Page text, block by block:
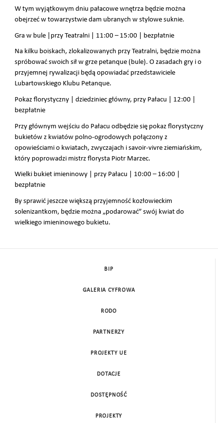
W tym wyjątkowym dniu pałacowe wnętrza będzie można
obejrzeć w towarzystwie dam ubranych w stylowe suknie.
Gra w bule |przy Teatralni | 11:00 – 15:00 | bezpłatnie
Na kilku boiskach, zlokalizowanych przy Teatralni, będzie można
spróbować swoich sił w grze petanque (bule). O zasadach gry i o
przyjemnej rywalizacji będą opowiadać przedstawiciele
Lubartowskiego Klubu Petanque.
Pokaz florystyczny | dziedziniec główny, przy Pałacu | 12:00 |
bezpłatnie
Przy głównym wejściu do Pałacu odbędzie się pokaz florystyczny
bukietów z kwiatów polno-ogrodowych połączony z
opowieściami o kwiatach, zwyczajach i savoir-vivre ziemiańskim,
który poprowadzi mistrz florysta Piotr Marzec.
Wielki bukiet imieninowy | przy Pałacu | 10:00 – 16:00 |
bezpłatnie
By sprawić jeszcze większą przyjemność kozłowieckim
solenizantkom, będzie można „podarować” swój kwiat do
wielkiego imieninowego bukietu.
BIP
GALERIA CYFROWA
RODO
PARTNERZY
PROJEKTY UE
DOTACJE
DOSTĘPNOŚĆ
PROJEKTY